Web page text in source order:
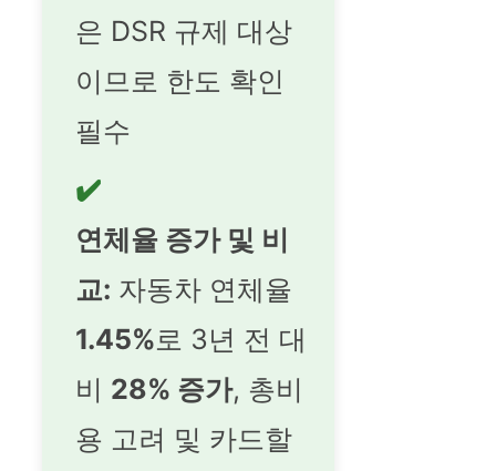
은 DSR 규제 대상
이므로 한도 확인
필수
✔️
연체율 증가 및 비
교: 자동차 연체율
1.45%로 3년 전 대
비 28% 증가, 총비
용 고려 및 카드할